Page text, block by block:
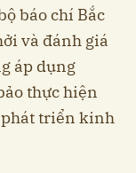
báo chí Bắc
và đánh giá
áp dụng
thực hiện
phát triển kinh